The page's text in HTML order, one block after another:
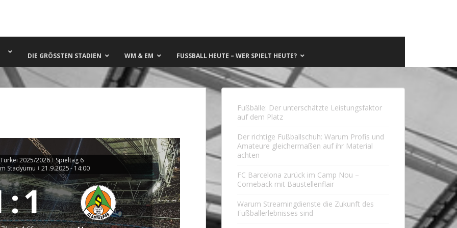
DIE GRÖSSTEN STADIEN WM & EM FUSSBALL HEUTE – WER SPIELT HEUTE?
2025/2026 | Spieltag 6
Stadyumu | 21.9.2025- 14:00
:1
Fußbälle: Der unterschätzte Leistungsfaktor
auf dem Platz
Der richtige Fußballschuh: Warum Profis und
Amateure gleichermaßen auf ihr Material
achten
FC Barcelona zurück im Camp Nou –
Comeback mit Baustellenflair
Warum Streamingdienste die Zukunft des
Fußballerlebnisses sind